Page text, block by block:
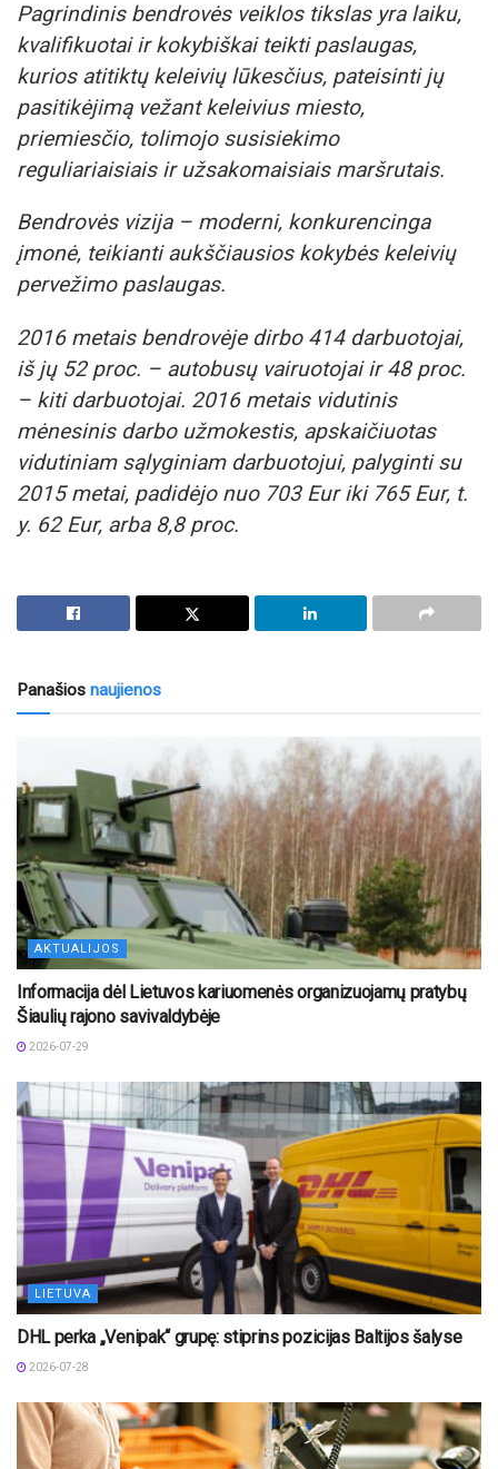
Pagrindinis bendrovės veiklos tikslas yra laiku,
kvalifikuotai ir kokybiškai teikti paslaugas,
kurios atitiktų keleivių lūkesčius, pateisinti jų
pasitikėjimą vežant keleivius miesto,
priemiesčio, tolimojo susisiekimo
reguliariaisiais ir užsakomaisiais maršrutais.
Bendrovės vizija – moderni, konkurencinga
įmonė, teikianti aukščiausios kokybės keleivių
pervežimo paslaugas.
2016 metais bendrovėje dirbo 414 darbuotojai,
iš jų 52 proc. – autobusų vairuotojai ir 48 proc.
– kiti darbuotojai. 2016 metais vidutinis
mėnesinis darbo užmokestis, apskaičiuotas
vidutiniam sąlyginiam darbuotojui, palyginti su
2015 metai, padidėjo nuo 703 Eur iki 765 Eur, t.
y. 62 Eur, arba 8,8 proc.
Panašios naujienos
AKTUALIJOS
Informacija dėl Lietuvos kariuomenės organizuojamų pratybų
Šiaulių rajono savivaldybėje
2026-07-29
LIETUVA
DHL perka „Venipak“ grupę: stiprins pozicijas Baltijos šalyse
2026-07-28